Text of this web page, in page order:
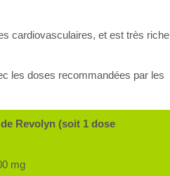
cardiovasculaires, et est très riche
les doses recommandées par les
Revolyn (soit 1 dose
mg